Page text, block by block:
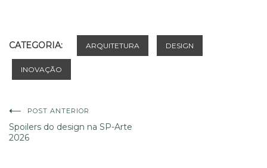
CATEGORIA: ARQUITETURA DESIGN
INOVAÇÃO
Navegação
de
POST ANTERIOR
Spoilers do design na SP-Arte
2026